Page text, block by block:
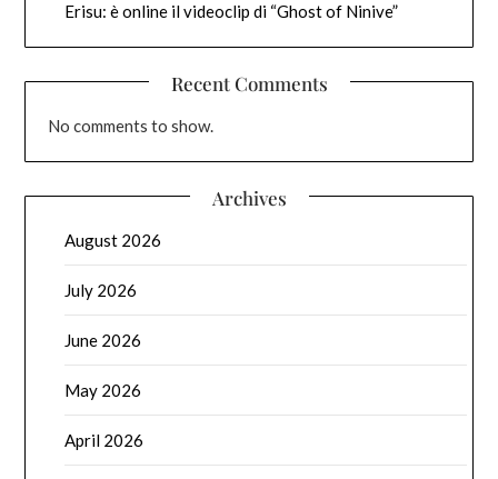
Erisu: è online il videoclip di “Ghost of Ninive”
Recent Comments
No comments to show.
Archives
August 2026
July 2026
June 2026
May 2026
April 2026